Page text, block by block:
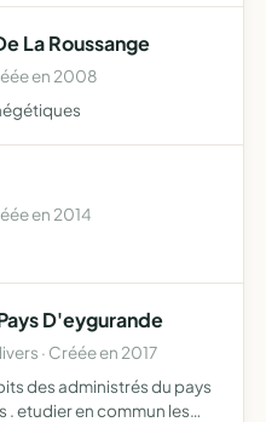
La Roussange
en 2008
en 2014
D'eygurande
· Créée en 2017
des administrés du pays
. etudier en commun les